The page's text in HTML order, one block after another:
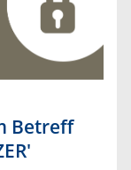
Betreff